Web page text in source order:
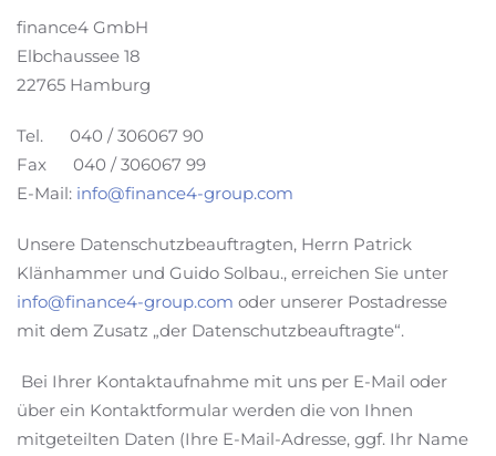
finance4 GmbH
Elbchaussee 18
22765 Hamburg
Tel. 040 / 306067 90
Fax 040 / 306067 99
E-Mail: info@finance4-group.com
Unsere Datenschutzbeauftragten, Herrn Patrick
Klänhammer und Guido Solbau., erreichen Sie unter
info@finance4-group.com oder unserer Postadresse
mit dem Zusatz „der Datenschutzbeauftragte“.
Bei Ihrer Kontaktaufnahme mit uns per E-Mail oder
über ein Kontaktformular werden die von Ihnen
mitgeteilten Daten (Ihre E-Mail-Adresse, ggf. Ihr Name